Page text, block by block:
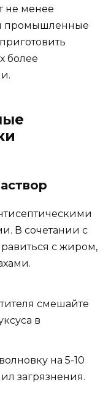
не менее
промышленные
более
В сочетании с
с жиром,
смешайте
в
на 5-10
загрязнения.